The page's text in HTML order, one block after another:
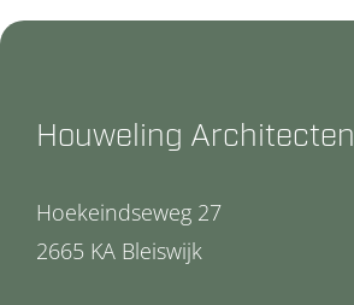
Houweling Architecten
Hoekeindseweg 27
2665 KA Bleiswijk